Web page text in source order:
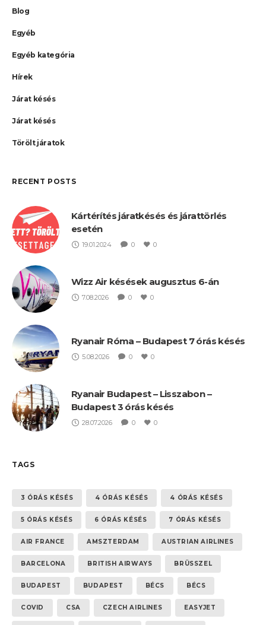
Blog
Egyéb
Egyéb kategória
Hírek
Járat késés
Járat késés
Törölt járatok
RECENT POSTS
Kártérítés járatkésés és járattörlés
esetén
19.01.2024 0 0
Wizz Air késések augusztus 6-án
7.08.2026 0 0
Ryanair Róma – Budapest 7 órás késés
5.08.2026 0 0
Ryanair Budapest – Lisszabon –
Budapest 3 órás késés
28.07.2026 0 0
TAGS
3 ÓRÁS KÉSÉS 4 ÓRÁS KÉSÉS 4 ÓRÁS KÉSÉS
5 ÓRÁS KÉSÉS 6 ÓRÁS KÉSÉS 7 ÓRÁS KÉSÉS
AIR FRANCE AMSZTERDAM AUSTRIAN AIRLINES
BARCELONA BRITISH AIRWAYS BRÜSSZEL
BUDAPEST BUDAPEST BÉCS BÉCS
COVID CSA CZECH AIRLINES EASYJET